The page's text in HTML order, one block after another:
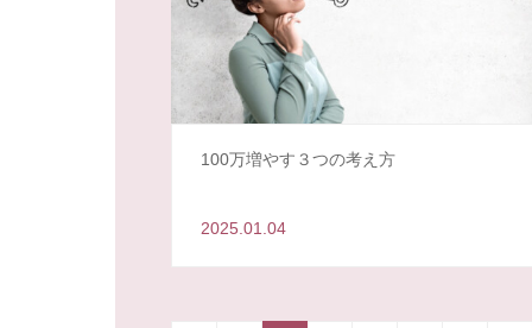
100万増やす３つの考え方
2025.01.04